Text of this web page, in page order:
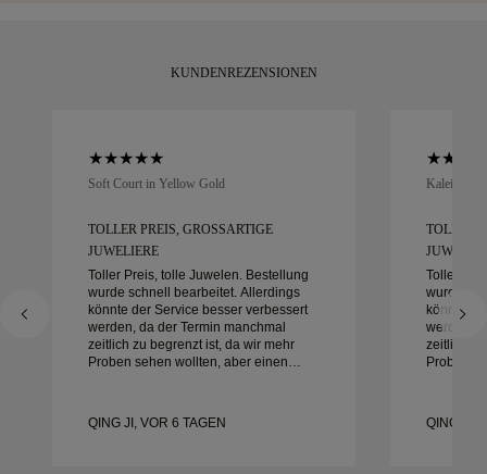
KUNDENREZENSIONEN
Soft Court in Yellow Gold
TOLLER PREIS, GROSSARTIGE J
UWELIERE
Toller Preis, tolle Juwelen. Bestellung
wurde schnell bearbeitet. Allerdings
könnte der Service besser verbessert
werden, da der Termin manchmal
zeitlich zu begrenzt ist, da wir mehr
Proben sehen wollten, aber einen
glücklich.
QING JI, VOR 6 TAGEN
Kaleida
TOLLER
Toller
wurde
könnte
werden,
zeitlich
Proben
glücklich.
QING JI,